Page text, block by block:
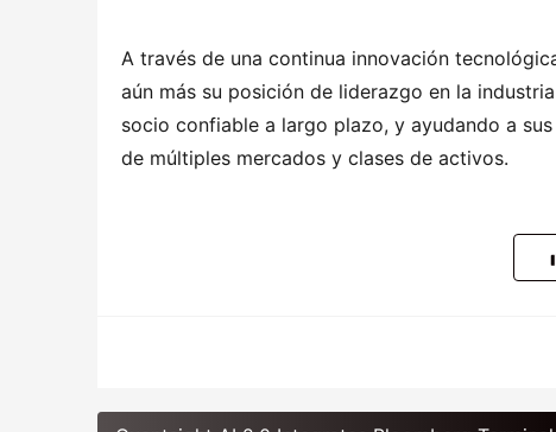
A través de una continua innovación
aún más su posición de liderazgo en la
socio confiable a largo plazo, y ayudando a
de múltiples mercados y clases de activos.